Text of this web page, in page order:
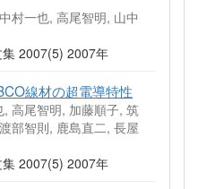
村一也, 高尾智明, 山中
2007(5) 2007年
線材の超電導特性
高尾智明, 加藤順子, 筑
部智則, 鹿島直二, 長屋
2007(5) 2007年